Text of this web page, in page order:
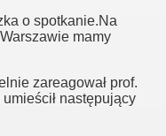
o spotkanie.Na
mamy
zareagował prof.
następujący